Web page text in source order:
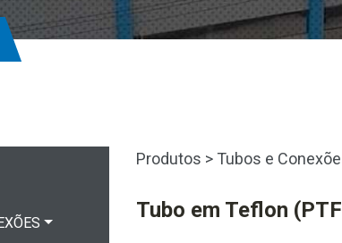
Produtos > Tubos e
Tubo em Teflon